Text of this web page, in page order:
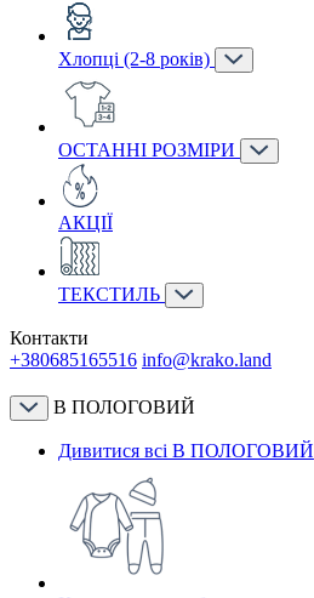
Хлопці (2-8 років)
ОСТАННІ РОЗМІРИ
АКЦІЇ
ТЕКСТИЛЬ
Контакти
+380685165516 info@krako.land
В ПОЛОГОВИЙ
Дивитися всі В ПОЛОГОВИЙ